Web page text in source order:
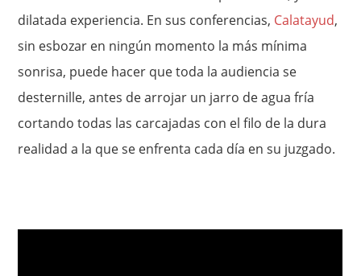
dilatada experiencia. En sus conferencias, Calatayud,
sin esbozar en ningún momento la más mínima
sonrisa, puede hacer que toda la audiencia se
desternille, antes de arrojar un jarro de agua fría
cortando todas las carcajadas con el filo de la dura
realidad a la que se enfrenta cada día en su juzgado.